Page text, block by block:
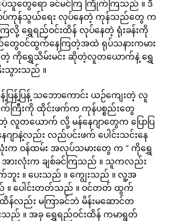
ပ်သူတွေရော ခင်မင်ကြ ကြိုက်ကြသည် ။ ဒီ
စပ်ကုန်သွယ်ရေး လုပ်နေတဲ့ ကုန်သည်တွေ က
ြလို့ ရွှေရည်ဝင်းထိန် လုပ်နေတဲ့ ရုံးခန်းကို
ည်တွေဝင်ထွက်နေကြတဲ့အထဲ ရုပ်သနားကမား
ကိုရွှေသိမ်းမင်း ဆိုတဲ့လူတယောက်နဲ့ ရွှေ
းသွားသည် ။
ြန့်ပြန့် သဘောကောင်း ယဉ်ကျေးတဲ့ လူ
က်ကြီးကို ထိုင်းဖက်က ကုန်ပစ္စည်းတွေ
တဲ့ လူတယောက် လို့ မန်နေဂျာတွေက ပြောပြ
ဂျာနဲ့လည်း လည်ပင်းဖက် ပေါင်းသင်းနေ
ဝန်ထမ်း အလုပ်သမားတွေ က “ ကိုရွှေ
အားလုံးက ချစ်ခင်ကြသည် ။ သူကလည်း
း ။ ပေးသည် ။ ကျွေးသည် ။ လူ့အ
။ ပေါင်းတတ်သည် ။ ဝင်တတ် ထွက်
လည်း မကြာခင်ဘဲ မိန်းမဆောင်တ
းသည် ။ အခု ရွှေရည်ဝင်းထိန် ကမာရွတ်